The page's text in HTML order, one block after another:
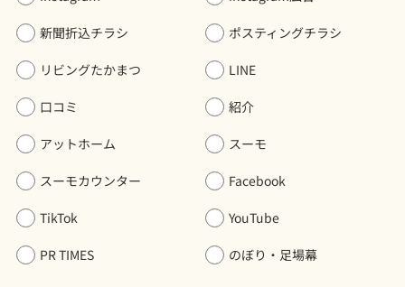
新聞折込チラシ ポスティングチラシ
リビングたかまつ LINE
口コミ 紹介
アットホーム スーモ
スーモカウンター Facebook
TikTok YouTube
PR TIMES のぼり・足場幕